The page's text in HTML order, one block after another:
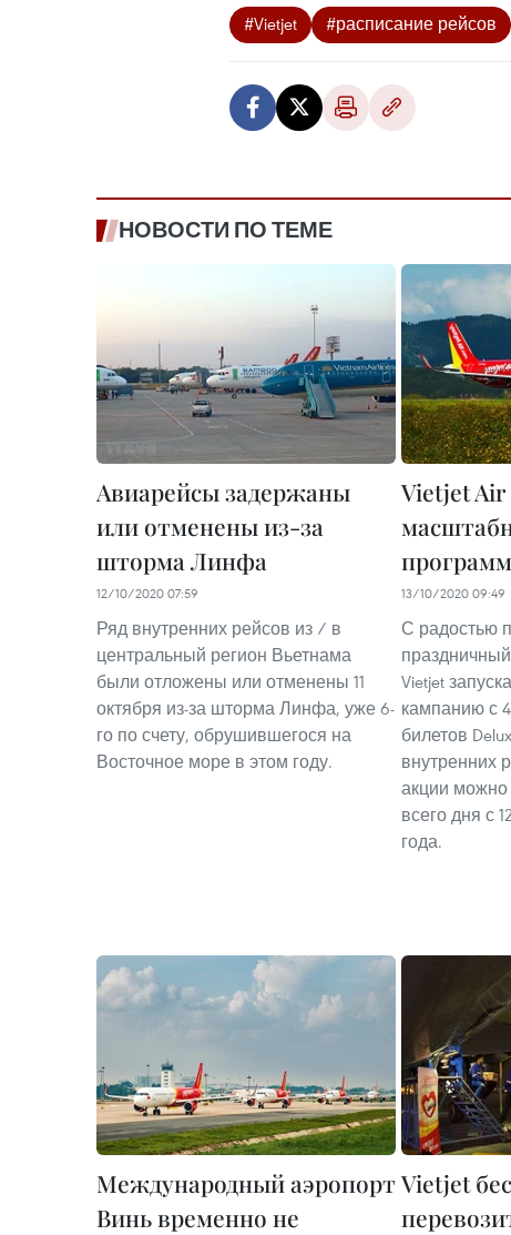
#Vietjet #расписание рейсов
НОВОСТИ ПО ТЕМЕ
Авиарейсы задержаны
или отменены из-за
шторма Линфа
12/10/2020 07:59
Ряд внутренних рейсов из / в
центральный регион Вьетнама
были отложены или отменены 11
октября из-за шторма Линфа, уже 6-
го по счету, обрушившегося на
Восточное море в этом году.
Vietjet Air
13/10/2020 09:49
С радостью
Vietjet
кампанию с
билетов
внутренних
акции можно
всего дня с
года.
Международный аэропорт
Винь временно не
Vietjet